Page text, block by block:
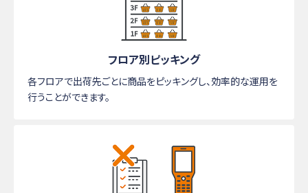
フロア別ピッキング
各フロアで出荷先ごとに商品をピッキングし、効率的な運用を
行うことができます。